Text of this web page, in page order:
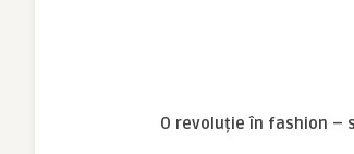
O revoluție în fashion